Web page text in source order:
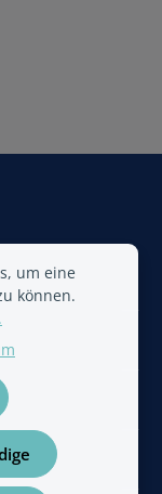
um eine
können.